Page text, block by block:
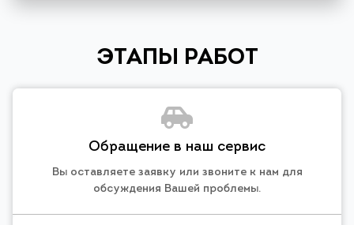
ЭТАПЫ РАБОТ
Обращение в наш сервис
Вы оставляете заявку или звоните к нам для
обсуждения Вашей проблемы.